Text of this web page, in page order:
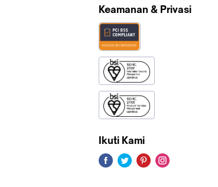
Keamanan & Privasi
Ikuti Kami